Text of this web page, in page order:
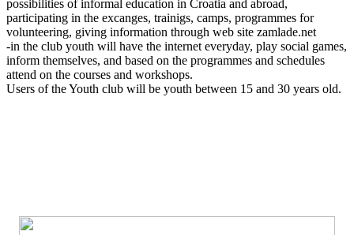
possibilities of informal education in Croatia and abroad,
participating in the excanges, trainigs, camps, programmes for
volunteering, giving information through web site zamlade.net
-in the club youth will have the internet everyday, play social games,
inform themselves, and based on the programmes and schedules
attend on the courses and workshops.
Users of the Youth club will be youth between 15 and 30 years old.